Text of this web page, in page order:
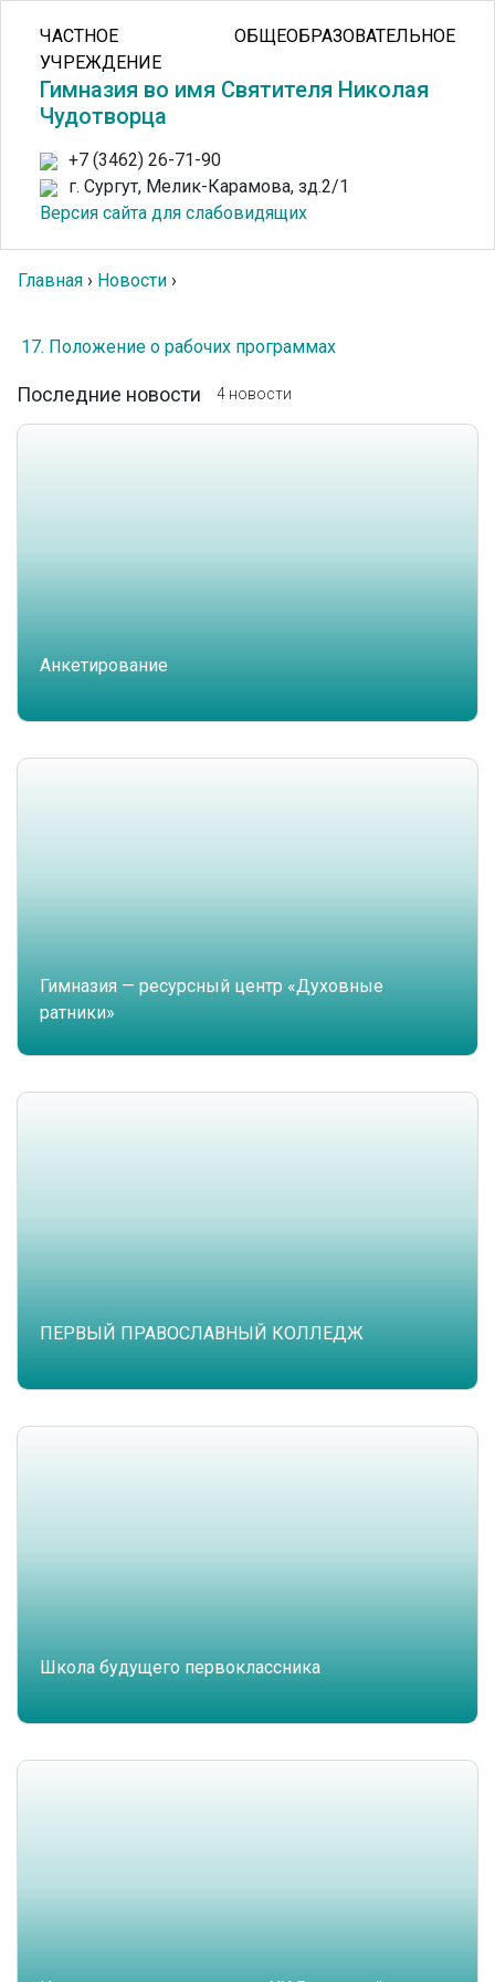
ЧАСТНОЕ ОБЩЕОБРАЗОВАТЕЛЬНОЕ
УЧРЕЖДЕНИЕ
Гимназия во имя Святителя Николая
Чудотворца
+7 (3462) 26-71-90
г. Сургут, Мелик-Карамова, зд.2/1
Версия сайта для слабовидящих
Главная › Новости ›
17. Положение о рабочих программах
Последние новости 4 новости
Анкетирование
Гимназия — ресурсный центр «Духовные
ратники»
ПЕРВЫЙ ПРАВОСЛАВНЫЙ КОЛЛЕДЖ
Школа будущего первоклассника